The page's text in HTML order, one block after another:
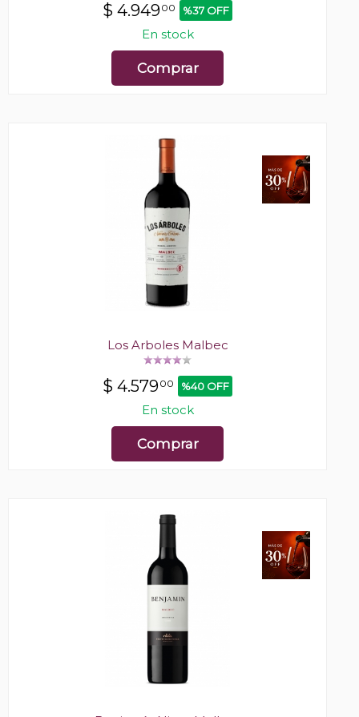
$ 4.94900 %37 OFF
En stock
Comprar
Los Arboles Malbec
$ 4.57900 %40 OFF
En stock
Comprar